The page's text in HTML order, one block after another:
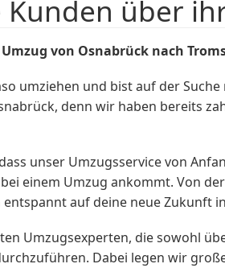
Kunden über
von Osnabrück nach
umziehen und bist auf der
denn wir haben bereits
unser Umzugsservice von
einem Umzug ankommt. Von
auf deine neue Zukunft
Umzugsexperten, die sowohl
Dabei legen wir